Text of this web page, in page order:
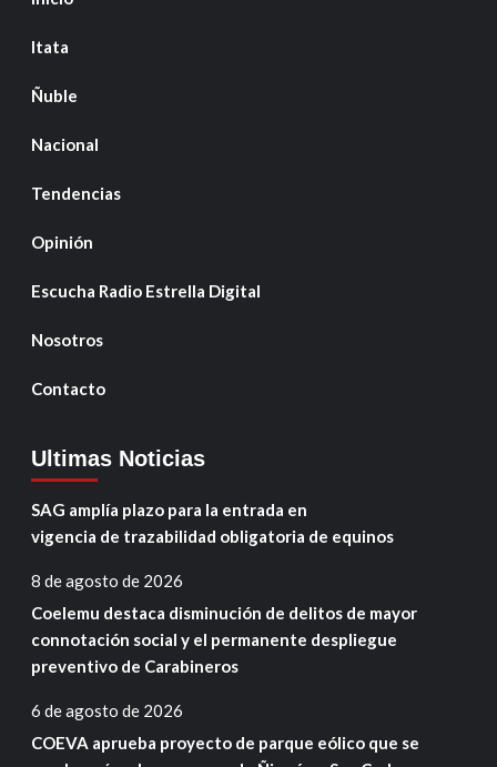
Itata
Ñuble
Nacional
Tendencias
Opinión
Escucha Radio Estrella Digital
Nosotros
Contacto
Ultimas Noticias
SAG amplía plazo para la entrada en
vigencia de trazabilidad obligatoria de equinos
8 de agosto de 2026
Coelemu destaca disminución de delitos de mayor
connotación social y el permanente despliegue
preventivo de Carabineros
6 de agosto de 2026
COEVA aprueba proyecto de parque eólico que se